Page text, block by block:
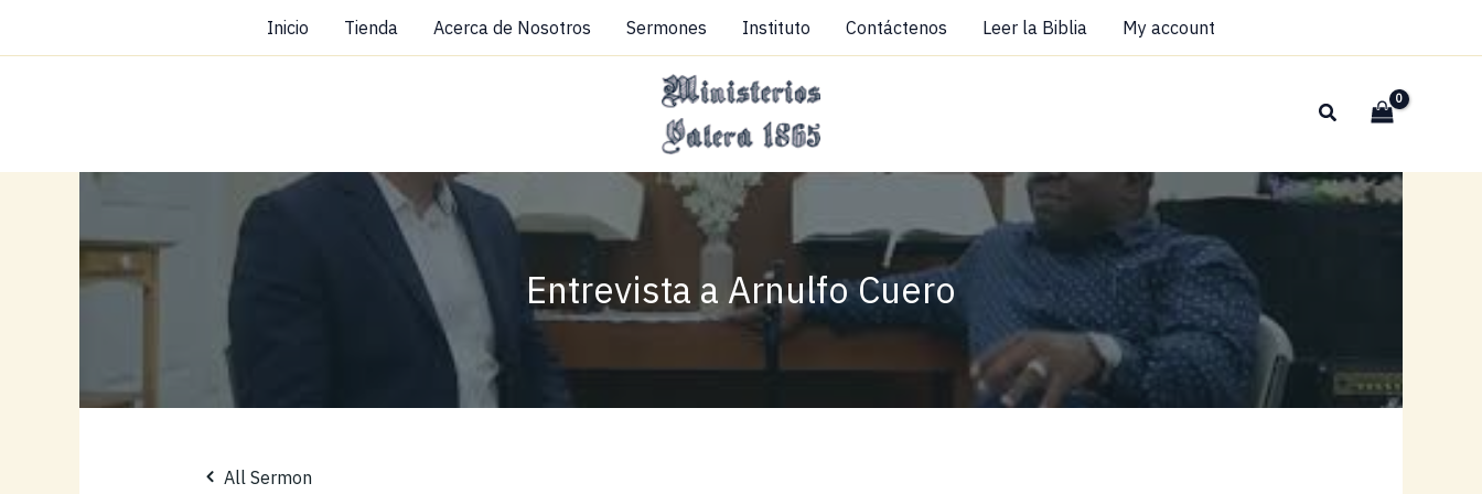
Inicio Tienda Acerca de Nosotros Sermones Instituto Contáctenos Leer la Biblia My account
Buscar
Entrevista a Arnulfo Cuero
All Sermon